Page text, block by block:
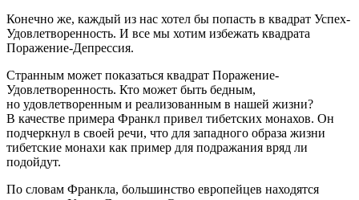
Конечно же, каждый из нас хотел бы попасть в квадрат Успех-
Удовлетворенность. И все мы хотим избежать квадрата
Поражение-Депрессия.
Странным может показаться квадрат Поражение-
Удовлетворенность. Кто может быть бедным,
но удовлетворенным и реализованным в нашей жизни?
В качестве примера Франкл привел тибетских монахов. Он
подчеркнул в своей речи, что для западного образа жизни
тибетские монахи как пример для подражания вряд ли
подойдут.
По словам Франкла, большинство европейцев находятся